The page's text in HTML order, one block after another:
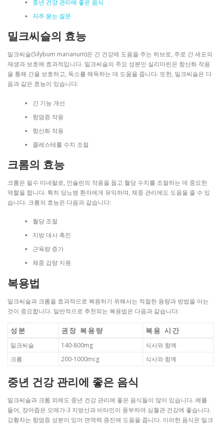
중년 건강 관리에 좋은 음식
자주 묻는 질문
밀크씨슬의 효능
밀크씨슬(Silybum marianum)은 간 건강에 도움을 주는 허브로, 주로 간 세포의
재생과 보호에 효과적입니다. 밀크씨슬의 주요 성분인 실리마린은 항산화 작용
을 통해 간을 보호하고, 독소를 해독하는 데 도움을 줍니다. 또한, 밀크씨슬은 다
음과 같은 효능이 있습니다:
간 기능 개선
항염증 작용
항산화 작용
콜레스테롤 수치 조절
크롬의 효능
크롬은 필수 미네랄로, 인슐린의 작용을 돕고 혈당 수치를 조절하는 데 중요한
역할을 합니다. 특히 당뇨병 환자에게 유익하며, 체중 관리에도 도움을 줄 수 있
습니다. 크롬의 효능은 다음과 같습니다:
혈당 조절
지방 대사 촉진
근육량 증가
체중 감량 지원
복용법
밀크씨슬과 크롬을 효과적으로 복용하기 위해서는 적절한 용량과 방법을 아는
것이 중요합니다. 일반적으로 추천되는 복용법은 다음과 같습니다:
성분 권장 복용량 복용 시간
밀크씨슬 140-800mg
식사와 함께
크롬
200-1000mcg 식사와 함께
중년 건강 관리에 좋은 음식
밀크씨슬과 크롬 외에도 중년 건강 관리에 좋은 음식들이 많이 있습니다. 예를
들어, 장어즙은 오메가-3 지방산과 비타민이 풍부하여 심혈관 건강에 좋습니다.
강황차는 항염증 성분이 있어 면역력 증진에 도움을 줍니다. 이러한 음식은 밀크